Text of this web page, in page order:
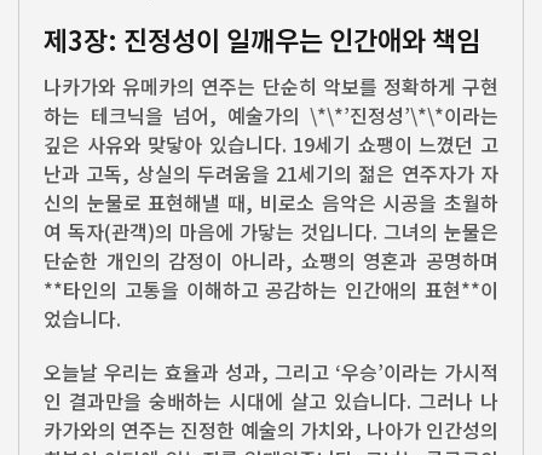
제3장: 진정성이 일깨우는 인간애와 책임
나카가와 유메카의 연주는 단순히 악보를 정확하게 구현
하는 테크닉을 넘어, 예술가의 \*\*’진정성’\*\*이라는
깊은 사유와 맞닿아 있습니다. 19세기 쇼팽이 느꼈던 고
난과 고독, 상실의 두려움을 21세기의 젊은 연주자가 자
신의 눈물로 표현해낼 때, 비로소 음악은 시공을 초월하
여 독자(관객)의 마음에 가닿는 것입니다. 그녀의 눈물은
단순한 개인의 감정이 아니라, 쇼팽의 영혼과 공명하며
**타인의 고통을 이해하고 공감하는 인간애의 표현**이
었습니다.
오늘날 우리는 효율과 성과, 그리고 ‘우승’이라는 가시적
인 결과만을 숭배하는 시대에 살고 있습니다. 그러나 나
카가와의 연주는 진정한 예술의 가치와, 나아가 인간성의